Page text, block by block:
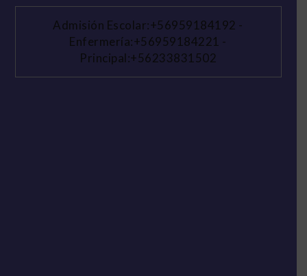
Admisión Escolar:+56959184192 -
Enfermería:+56959184221 -
Principal:+56233831502